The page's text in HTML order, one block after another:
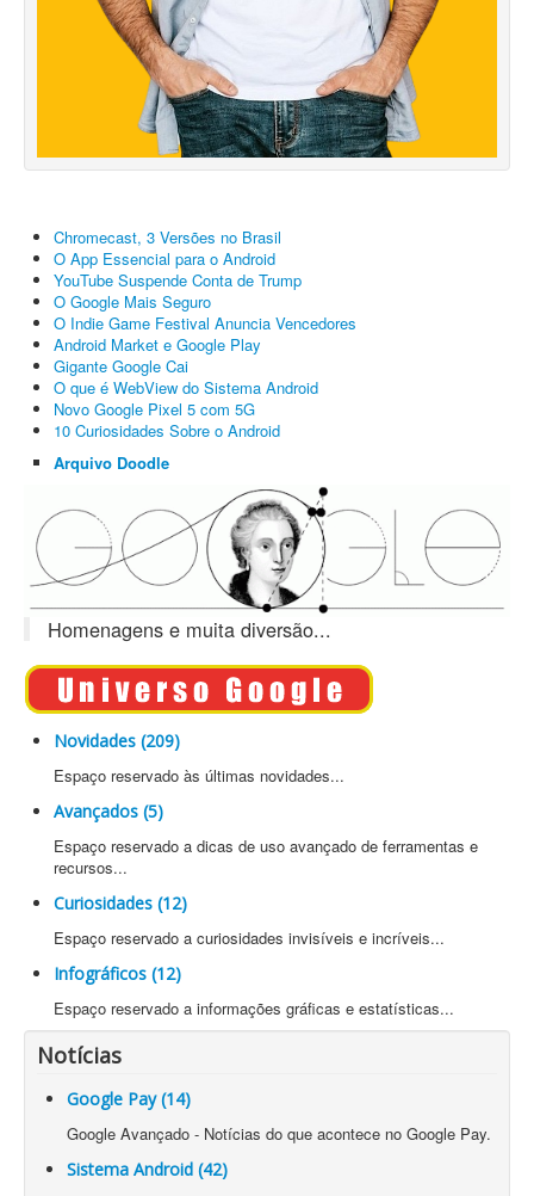
Chromecast, 3 Versões no Brasil
O App Essencial para o Android
YouTube Suspende Conta de Trump
O Google Mais Seguro
O Indie Game Festival Anuncia Vencedores
Android Market e Google Play
Gigante Google Cai
O que é WebView do Sistema Android
Novo Google Pixel 5 com 5G
10 Curiosidades Sobre o Android
Arquivo Doodle
Homenagens e muita diversão...
Novidades (209)
Espaço reservado às últimas novidades...
Avançados (5)
Espaço reservado a dicas de uso avançado de ferramentas e
recursos...
Curiosidades (12)
Espaço reservado a curiosidades invisíveis e incríveis...
Infográficos (12)
Espaço reservado a informações gráficas e estatísticas...
Notícias
Google Pay (14)
Google Avançado - Notícias do que acontece no Google Pay.
Sistema Android (42)